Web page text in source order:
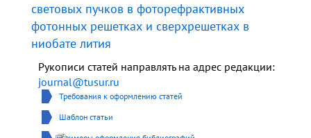
световых пучков в фоторефрактивных
фотонных решетках и сверхрешетках в
ниобате лития
Рукописи статей направлять на адрес редакции:
journal@tusur.ru
Требования к оформлению статей
Шаблон статьи